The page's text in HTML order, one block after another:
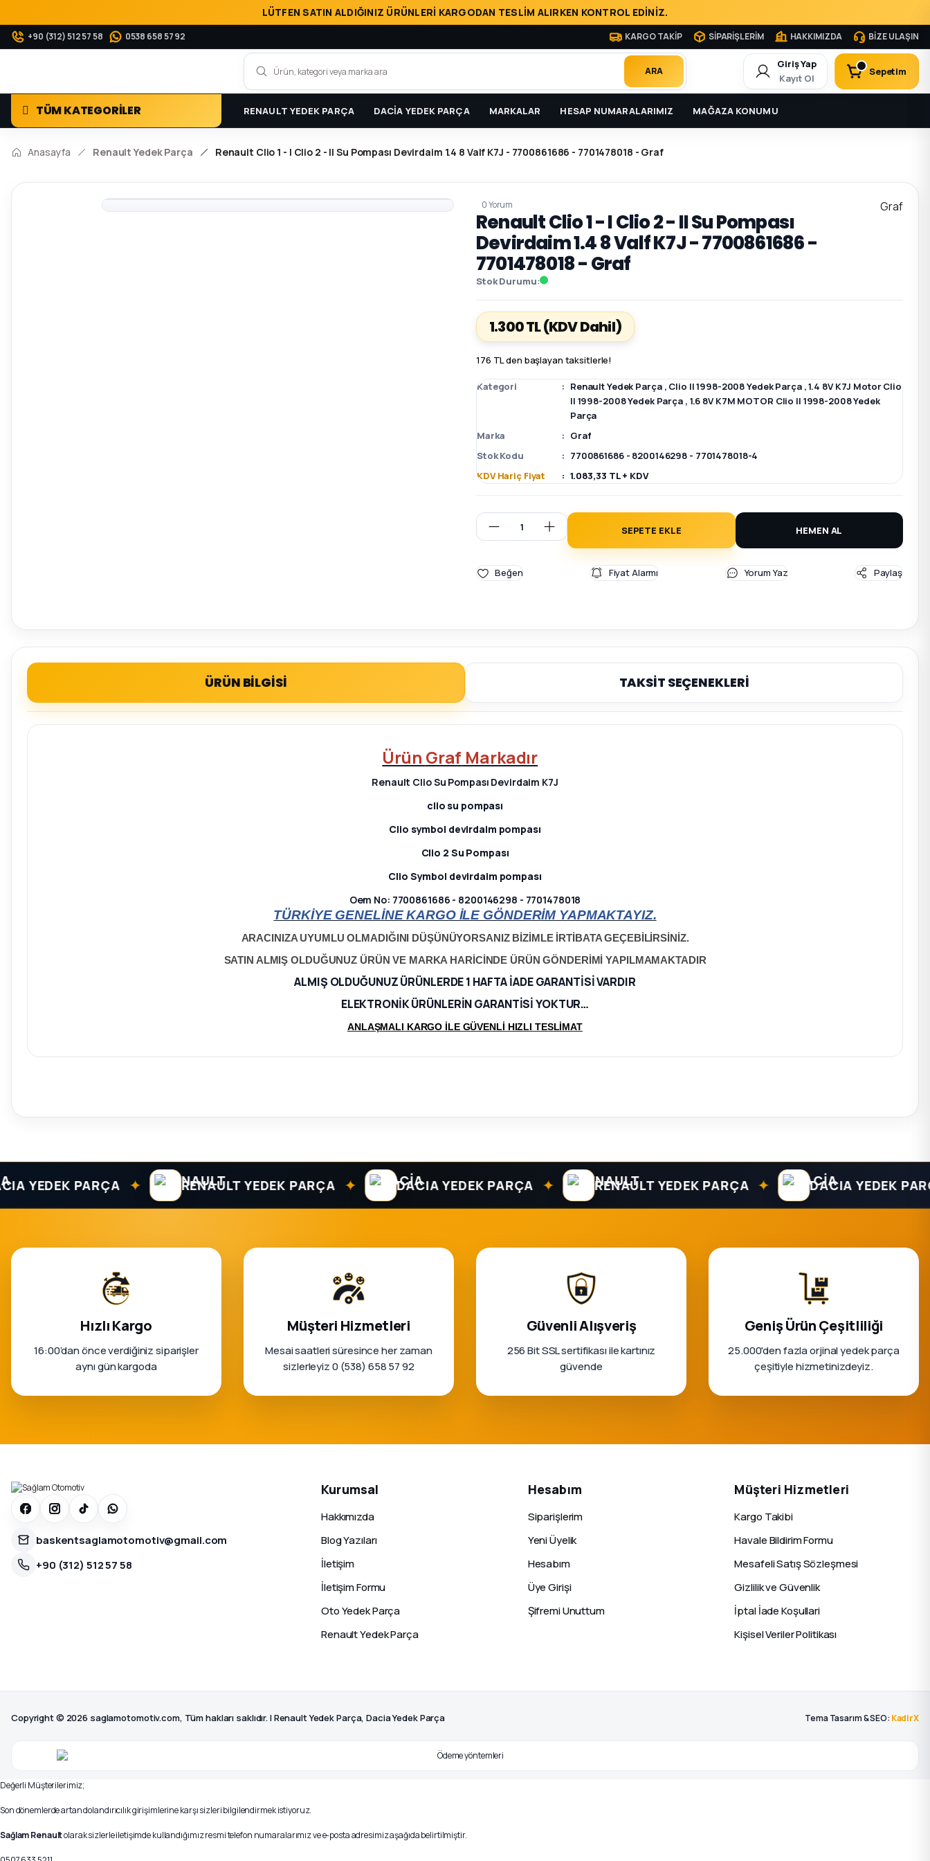
LÜTFEN SATIN ALDIĞINIZ ÜRÜNLERİ KARGODAN TESLİM ALIRKEN KONTROL EDİNİZ.
+90 (312) 512 57 58 0538 658 57 92 KARGO TAKİP SİPARİŞLERİM HAKKIMIZDA BİZE ULAŞIN
ARA
Giriş Yap
Kayıt Ol
Sepetim
TÜM KATEGORİLER RENAULT YEDEK PARÇA DACİA YEDEK PARÇA MARKALAR HESAP NUMARALARIMIZ MAĞAZA KONUMU
Anasayfa Renault Yedek Parça Renault Clio 1 - I Clio 2 - II Su Pompası Devirdaim 1.4 8 Valf K7J - 7700861686 - 7701478018 - Graf
0 Yorum
Renault Clio 1 - I Clio 2 - II Su Pompası
Devirdaim 1.4 8 Valf K7J - 7700861686 -
7701478018 - Graf
Stok Durumu
Graf
1.300 TL(KDV Dahil)
176 TL den başlayan taksitlerle!
Kategori Renault Yedek Parça , Clio II 1998-2008 Yedek Parça ,1.4 8V K7J Motor Clio
II 1998-2008 Yedek Parça , 1.6 8V K7M MOTOR Clio II 1998-2008 Yedek
Parça
Marka
Graf
Stok Kodu
7700861686 - 8200146298 - 7701478018-4
KDV Hariç Fiyat
1.083,33 TL + KDV
SEPETE EKLE HEMEN AL
Fiyat Alarmı Yorum Yaz Paylaş
ÜRÜN BİLGİSİ TAKSİT SEÇENEKLERİ
Ürün Graf Markadır
Renault Clio Su Pompası Devirdaim K7J
clio su pompası
Clio symbol devirdaim pompası
Clio 2 Su Pompası
Clio Symbol devirdaim pompası
Oem No: 7700861686 - 8200146298 - 7701478018
TÜRKİYE GENELİNE KARGO İLE GÖNDERİM YAPMAKTAYIZ.
ARACINIZA UYUMLU OLMADIĞINI DÜŞÜNÜYORSANIZ BİZİMLE İRTİBATA GEÇEBİLİRSİNİZ.
SATIN ALMIŞ OLDUĞUNUZ ÜRÜN VE MARKA HARİCİNDE ÜRÜN GÖNDERİMİ YAPILMAMAKTADIR
ALMIŞ OLDUĞUNUZ ÜRÜNLERDE 1 HAFTA İADE GARANTİSİ VARDIR
ELEKTRONİK ÜRÜNLERİN GARANTİSİ YOKTUR…
ANLAŞMALI KARGO İLE GÜVENLİ HIZLI TESLİMAT
PARÇA ✦ RENAULT YEDEK PARÇA ✦ DACIA YEDEK PARÇA ✦ RENAULT YEDEK PARÇA ✦ DACIA YEDEK PARÇA
Hızlı Kargo
16:00’dan önce verdiğiniz siparişler
aynı gün kargoda
Müşteri Hizmetleri
Mesai saatleri süresince her zaman
sizlerleyiz 0 (538) 658 57 92
Güvenli Alışveriş
256 Bit SSL sertifikası ile kartınız
güvende
Geniş Ürün Çeşitliliği
25.000'den fazla orjinal yedek parça
çeşitiyle hizmetinizdeyiz.
baskentsaglamotomotiv@gmail.com
+90 (312) 512 57 58
Kurumsal
Hakkımızda
Blog Yazıları
İletişim
İletişim Formu
Oto Yedek Parça
Renault Yedek Parça
Hesabım
Siparişlerim
Yeni Üyelik
Hesabım
Üye Girişi
Şifremi Unuttum
Müşteri Hizmetleri
Kargo Takibi
Havale Bildirim Formu
Mesafeli Satış Sözleşmesi
Gizlilik ve Güvenlik
İptal İade Koşullari
Kişisel Veriler Politikası
Copyright © 2026 saglamotomotiv.com, Tüm hakları saklıdır. | Renault Yedek Parça, Dacia Yedek Parça Tema Tasarım & SEO: KadirX
Değerli Müşterilerimiz;
Son dönemlerde artan dolandırıcılık girişimlerine karşı sizleri bilgilendirmek istiyoruz.
Sağlam Renaultolarak sizlerle iletişimde kullandığımız resmi telefon numaralarımız ve e-posta adresimiz aşağıda belirtilmiştir.